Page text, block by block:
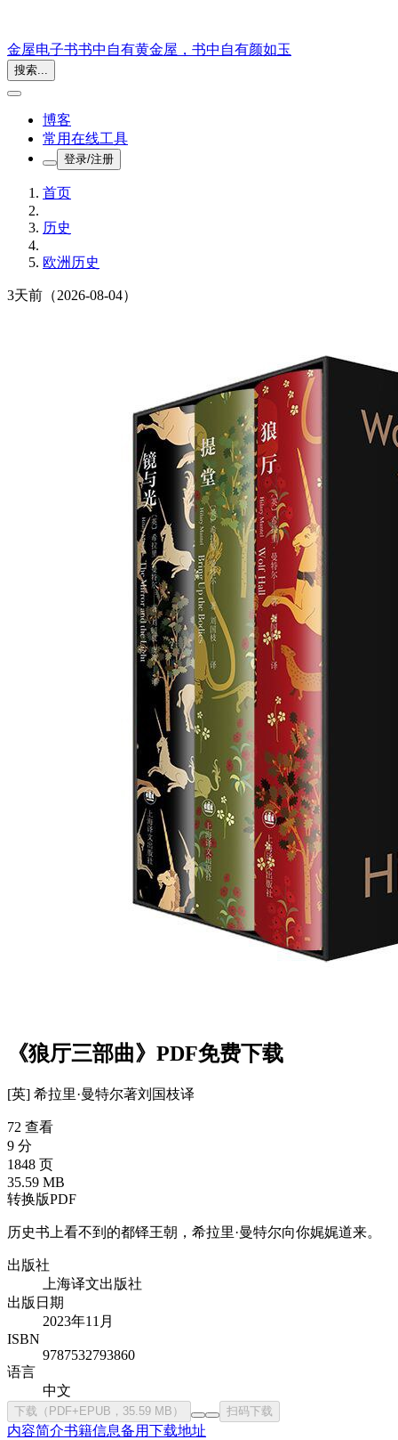
金屋电子书书中自有黄金屋，书中自有颜如玉
搜索...
博客
常用在线工具
登录/注册
首页
历史
欧洲历史
3天前 （2026-08-04）
《狼厅三部曲》PDF免费下载
[英] 希拉里·曼特尔著刘国枝译
72 查看
9 分
1848 页
35.59 MB
转换版PDF
历史书上看不到的都铎王朝，希拉里·曼特尔向你娓娓道来。
出版社
上海译文出版社
出版日期
2023年11月
ISBN
9787532793860
语言
中文
下载（PDF+EPUB，35.59 MB） 扫码下载
内容简介书籍信息备用下载地址